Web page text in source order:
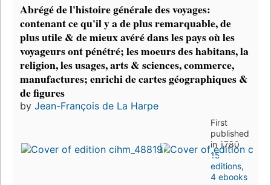
Abrégé de l'histoire générale des voyages:
contenant ce qu'il y a de plus remarquable, de
plus utile & de mieux avéré dans les pays où les
voyageurs ont pénétré; les moeurs des habitans, la
religion, les usages, arts & sciences, commerce,
manufactures; enrichi de cartes géographiques &
de figures
by Jean-François de La Harpe
First
published
in 1780
15
editions,
4 ebooks